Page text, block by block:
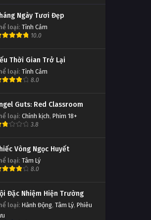
Ngày Tươi Đẹp
loại: Tình Cảm
10.0
Thời Gian Trở Lại
loại: Tình Cảm
8.0
Guts: Red Classroom
loại: Chính kịch, Phim 18+
3.8
Vòng Ngọc Huyết
loại: Tâm Lý
8.0
Đặc Nhiệm Hiện Trường
loại: Hành Động, Tâm Lý, Phiêu